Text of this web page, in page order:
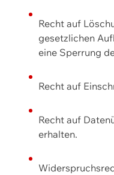
Recht auf
gesetzlichen
eine Sperrung
Recht auf
Recht auf
erhalten.